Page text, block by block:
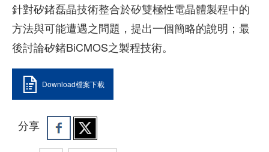
針對矽鍺磊晶技術整合於矽雙極性電晶體製程中的
方法與可能遭遇之問題，提出一個簡略的說明；最
後討論矽鍺BiCMOS之製程技術。
Download檔案下載
分享